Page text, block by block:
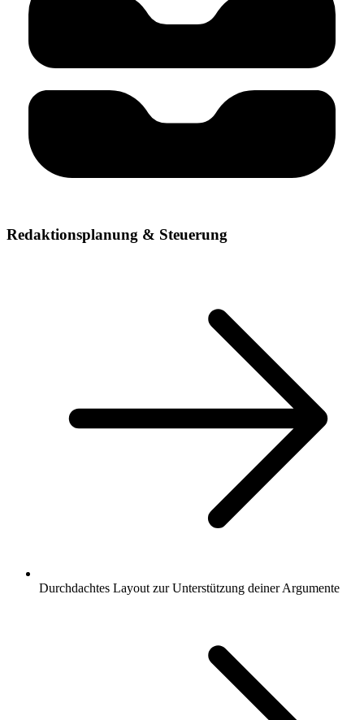
Redaktionsplanung & Steuerung
Durchdachtes Layout zur Unterstützung deiner Argumente